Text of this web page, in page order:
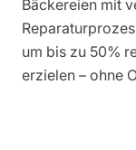
Bäckereien mit
um bis zu 50%
erzielen – ohne